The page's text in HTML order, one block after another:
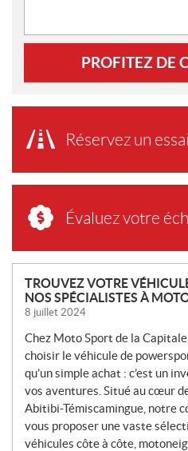
PROFITEZ DE
Réservez un
Évaluez votre
N
O
U
V
E
L
L
E
S
TROUVEZ VOTRE
NOS SPÉCIALISTES À
8 juillet 2024
Chez Moto Sport de la
choisir le véhicule de
qu’un simple achat : c’est un
vos aventures. Situé au cœur
Abitibi-Témiscamingue, notre
vous proposer une vaste
véhicules côte à côte,